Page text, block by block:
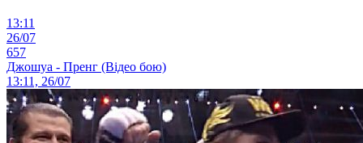
13:11
26/07
657
Джошуа - Пренг (Відео бою)
13:11, 26/07